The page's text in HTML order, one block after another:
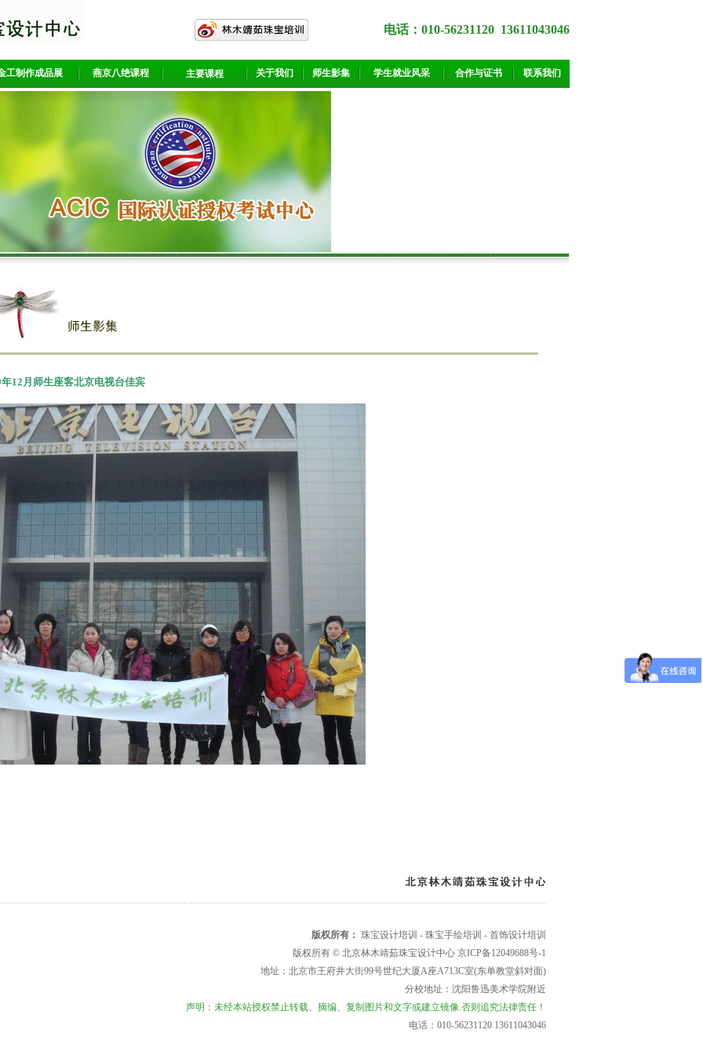
电话：010-56231120 13611043046
工制作成品展 燕京八绝课程 主要课程 关于我们 师生影集 学生就业风采 合作与证书 联系我们
12月师生座客北京电视台佳宾
版权所有： 珠宝设计培训 - 珠宝手绘培训 - 首饰设计培训
版权所有 © 北京林木靖茹珠宝设计中心 京ICP备12049688号-1
地址：北京市王府井大街99号世纪大厦A座A713C室(东单教堂斜对面)
分校地址：沈阳鲁迅美术学院附近
声明：未经本站授权禁止转载、摘编、复制图片和文字或建立镜像.否则追究法律责任！
电话：010-56231120 13611043046